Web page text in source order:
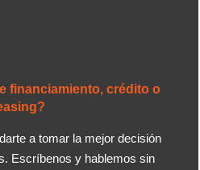
financiamiento, crédito o
a tomar la mejor decisión
Escríbenos y hablemos sin